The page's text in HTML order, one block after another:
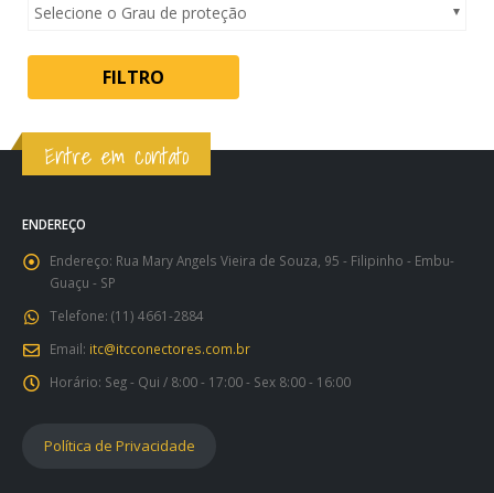
Selecione o Grau de proteção
FILTRO
Entre em contato
ENDEREÇO
Endereço: Rua Mary Angels Vieira de Souza, 95 - Filipinho - Embu-
Guaçu - SP
Telefone: (11) 4661-2884
Email: itc@itcconectores.com.br
Horário: Seg - Qui / 8:00 - 17:00 - Sex 8:00 - 16:00
Política de Privacidade